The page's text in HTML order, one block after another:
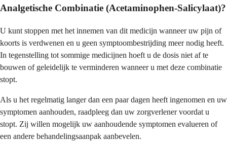
Analgetische Combinatie (Acetaminophen-Salicylaat)?
U kunt stoppen met het innemen van dit medicijn wanneer uw pijn of
koorts is verdwenen en u geen symptoombestrijding meer nodig heeft.
In tegenstelling tot sommige medicijnen hoeft u de dosis niet af te
bouwen of geleidelijk te verminderen wanneer u met deze combinatie
stopt.
Als u het regelmatig langer dan een paar dagen heeft ingenomen en uw
symptomen aanhouden, raadpleeg dan uw zorgverlener voordat u
stopt. Zij willen mogelijk uw aanhoudende symptomen evalueren of
een andere behandelingsaanpak aanbevelen.